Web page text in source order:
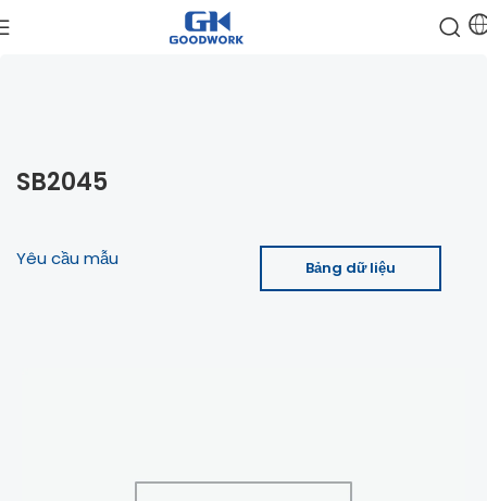
SB2045
Yêu cầu mẫu Bảng dữ liệu